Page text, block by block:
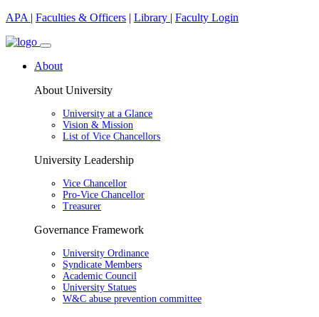
APA | Faculties & Officers | Library | Faculty Login
About
About University
University at a Glance
Vision & Mission
List of Vice Chancellors
University Leadership
Vice Chancellor
Pro-Vice Chancellor
Treasurer
Governance Framework
University Ordinance
Syndicate Members
Academic Council
University Statues
W&C abuse prevention committee